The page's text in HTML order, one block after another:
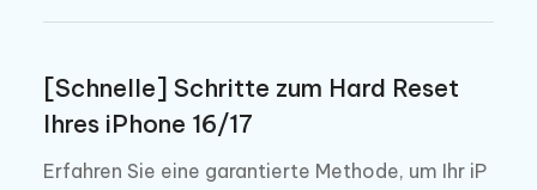
[Schnelle] Schritte zum Hard Reset
Ihres iPhone 16/17
Erfahren Sie eine garantierte Methode, um Ihr iP